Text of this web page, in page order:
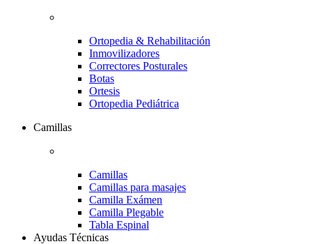
Ortopedia & Rehabilitación
Inmovilizadores
Correctores Posturales
Botas
Ortesis
Ortopedia Pediátrica
Camillas
Camillas
Camillas para masajes
Camilla Exámen
Camilla Plegable
Tabla Espinal
Ayudas Técnicas